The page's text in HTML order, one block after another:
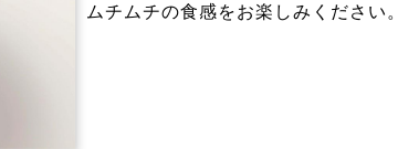
ムチムチの食感をお楽しみください。